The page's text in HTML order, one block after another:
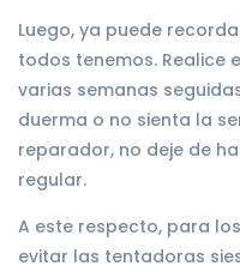
Luego, ya puede
todos tenemos. Realice
varias semanas
duerma o no sienta la
reparador, no deje de
regular.
A este respecto, para
evitar las tentadoras